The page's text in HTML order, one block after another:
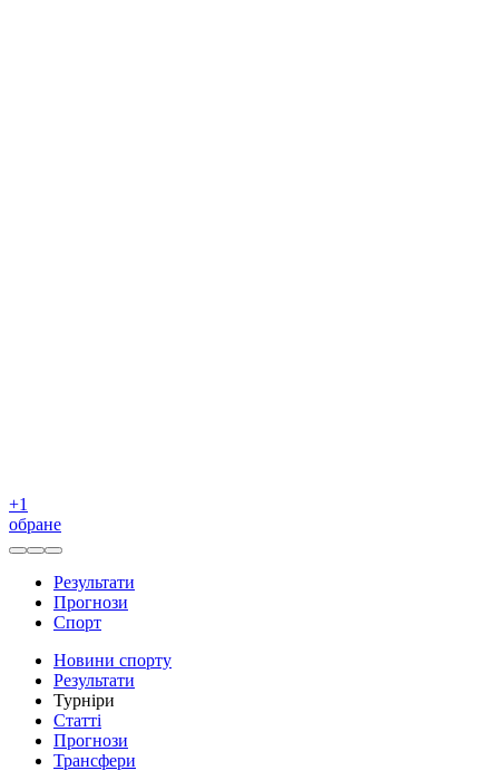
+1
обране
Результати
Прогнози
Спорт
Новини спорту
Результати
Турніри
Статті
Прогнози
Трансфери